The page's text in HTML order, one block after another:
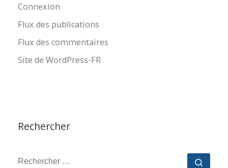
Connexion
Flux des publications
Flux des commentaires
Site de WordPress-FR
Rechercher
RECHERCHER